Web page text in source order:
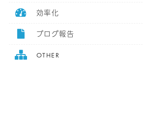
効率化
ブログ報告
OTHER